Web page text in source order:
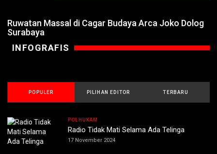
Ruwatan Massal di Cagar Budaya Arca Joko Dolog
Surabaya
INFOGRAFIS
POPULER PILIHAN EDITOR TERBARU
POLHUKAM
Radio Tidak Mati Selama Ada Telinga
17 November 2024